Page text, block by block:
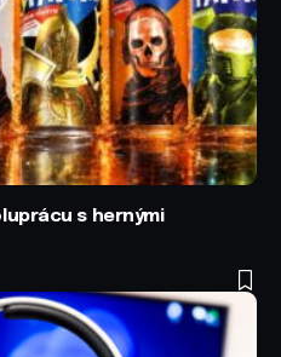
s hernými